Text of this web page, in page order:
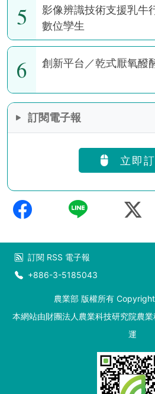
5
影像辨識技術支援乳牛
數位孿生
6 創新平台／乾式厭氧醱
訂閱電子報
立即
訂閱 RSS 電子報
+886-3-5185043
農業部 版權所有
本網站由財團法人農業科技研究院農
運